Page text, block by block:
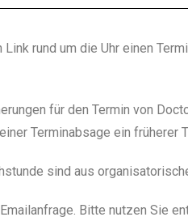
rund um die Uhr einen
für den Termin von
Terminabsage ein früherer
sind aus
Bitte nutzen Sie